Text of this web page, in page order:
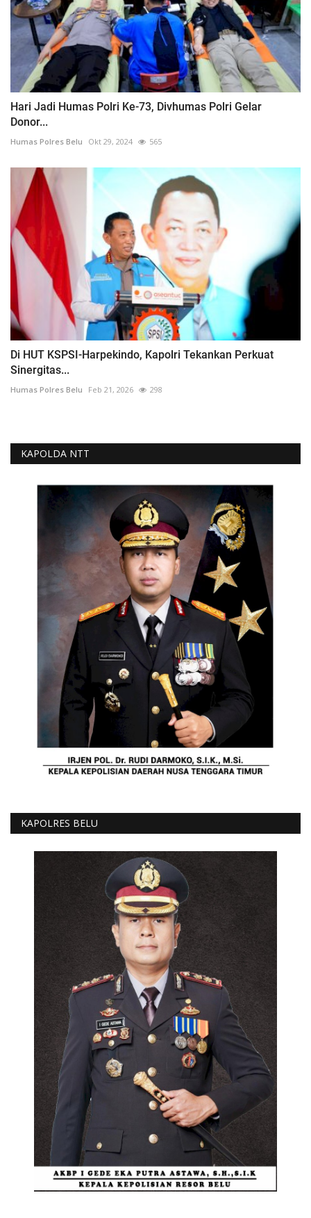
Hari Jadi Humas Polri Ke-73, Divhumas Polri Gelar
Donor...
Humas Polres Belu Okt 29, 2024 565
Di HUT KSPSI-Harpekindo, Kapolri Tekankan Perkuat
Sinergitas...
Humas Polres Belu Feb 21, 2026 298
KAPOLDA NTT
KAPOLRES BELU